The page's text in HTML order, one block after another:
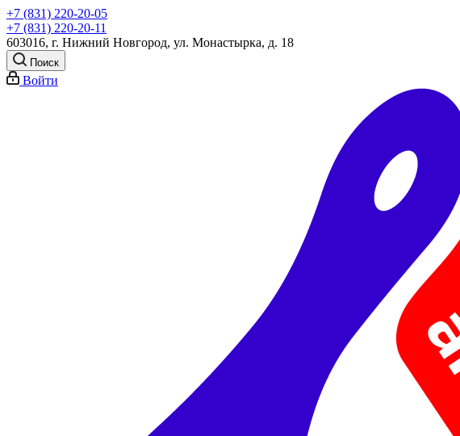
+7 (831) 220-20-05
+7 (831) 220-20-11
603016, г. Нижний Новгород, ул. Монастырка, д. 18
Поиск
Войти